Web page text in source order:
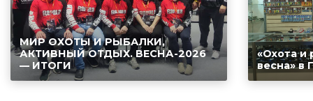
МИР ОХОТЫ И РЫБАЛКИ,
АКТИВНЫЙ ОТДЫХ. ВЕСНА-2026
— ИТОГИ
«Охота и
весна» в